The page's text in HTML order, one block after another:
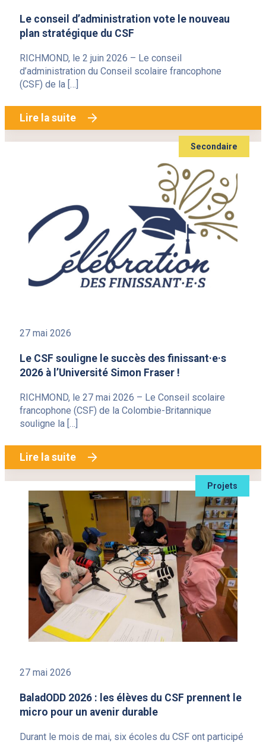
Le conseil d’administration vote le nouveau
plan stratégique du CSF
RICHMOND, le 2 juin 2026 – Le conseil
d’administration du Conseil scolaire francophone
(CSF) de la […]
Lire la suite
Secondaire
27 mai 2026
Le CSF souligne le succès des finissant·e·s
2026 à l’Université Simon Fraser !
RICHMOND, le 27 mai 2026 – Le Conseil scolaire
francophone (CSF) de la Colombie-Britannique
souligne la […]
Lire la suite
Projets
27 mai 2026
BaladODD 2026 : les élèves du CSF prennent le
micro pour un avenir durable
Durant le mois de mai, six écoles du CSF ont participé